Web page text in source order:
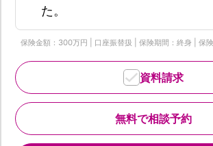
た。
保険金額：300万円 | 口座振替扱 | 保険期間：終身 | 保
無料で相談予約
資料請求